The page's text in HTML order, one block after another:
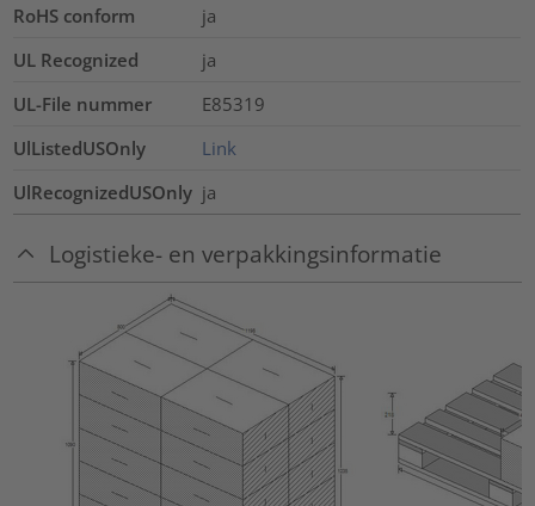
RoHS conform
ja
UL Recognized
ja
UL-File nummer
E85319
UlListedUSOnly
Link
UlRecognizedUSOnly ja
Logistieke- en verpakkingsinformatie